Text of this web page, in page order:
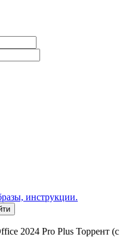
инструкции.
2024 Pro Plus Торрент (с